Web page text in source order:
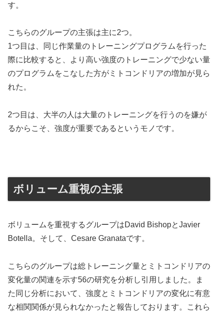
す。
こちらのグループの主張は主に2つ。
1つ目は、同じ作業量のトレーニングプログラムを行った
際に比較すると、より高い強度のトレーニングで少ない量
のプログラムをこなした方がミトコンドリアの増加が見ら
れた。
2つ目は、大半の人は大量のトレーニングを行うのを嫌が
るからこそ、強度が重要であるというモノです。
ボリューム重視の主張
ボリュームを重視するグループはDavid BishopとJavier
Botella。そして、Cesare Granataです。
こちらのグループは総トレーニング量とミトコンドリアの
変化量の関連を示す56の研究を分析し引用しました。ま
た同じ分析において、強度とミトコンドリアの変化に有意
な相関関係が見られなかったと報告しております。これら